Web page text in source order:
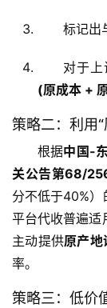
主
页
跨
境
资
讯
标记出
对于
(原成本 +
策略二：利用
根据中国-
关公告第68/
分不低于40%）
平台代收普遍适
主动提供原产地
率。
策略三：低价